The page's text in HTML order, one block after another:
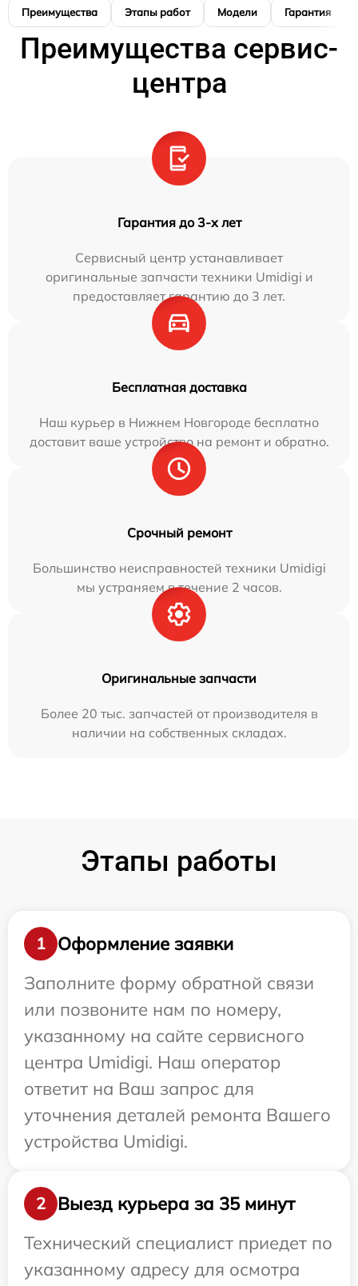
Преимущества Этапы работ Модели Гарантия
Преимущества сервис-
центра
Гарантия до 3-х лет
Сервисный центр устанавливает
оригинальные запчасти техники Umidigi и
предоставляет гарантию до 3 лет.
Бесплатная доставка
Наш курьер в Нижнем Новгороде бесплатно
доставит ваше устройство на ремонт и обратно.
Срочный ремонт
Большинство неисправностей техники Umidigi
мы устраняем в течение 2 часов.
Оригинальные запчасти
Более 20 тыс. запчастей от производителя в
наличии на собственных складах.
Этапы работы
1
Оформление заявки
Заполните форму обратной связи
или позвоните нам по номеру,
указанному на сайте сервисного
центра Umidigi. Наш оператор
ответит на Ваш запрос для
уточнения деталей ремонта Вашего
устройства Umidigi.
2
Выезд курьера за 35 минут
Технический специалист приедет по
указанному адресу для осмотра